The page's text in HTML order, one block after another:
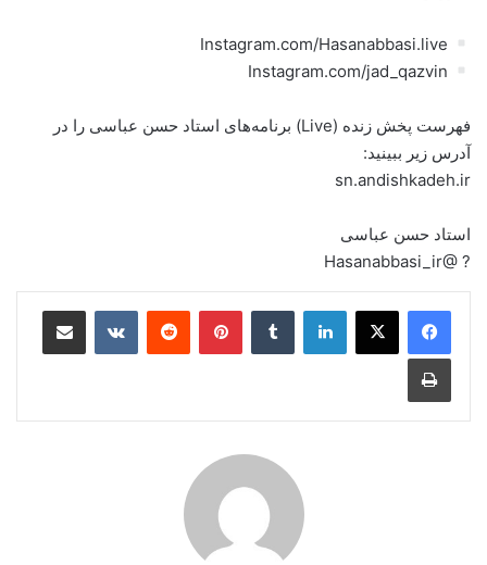
فهرست پخش زنده (Live) برنامه‌های استاد حسن عباسی را در
آدرس زیر ببینید:
sn.andishkadeh.ir
استاد حسن عباسی
? @Hasanabbasi_ir
لینکدین ‫تامبلر ‫پین‌ترست‫رددیت ‫VKontakteاشتراک گذاری از طریق ایمیل
چاپ